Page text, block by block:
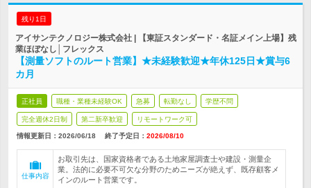
残り1日
アイサンテクノロジー株式会社 | 【東証スタンダード・名証メイン上場】残
業ほぼなし│フレックス
【測量ソフトのルート営業】★未経験歓迎★年休125日★賞与6
カ月
正社員 職種・業種未経験OK 急募 転勤なし 学歴不問
完全週休2日制 第二新卒歓迎 リモートワーク可
情報更新日：2026/06/18 終了予定日： 2026/08/10
仕事内容
お取引先は、国家資格者である土地家屋調査士や建設・測量企
業。法的に必要不可欠な分野のためニーズが絶えず、既存顧客メ
インのルート営業です。